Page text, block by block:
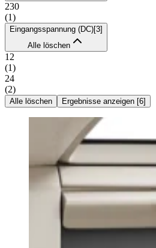
230
(1)
Eingangsspannung (DC)[3]
Alle löschen
12
(1)
24
(2)
Alle löschen Ergebnisse anzeigen [6]